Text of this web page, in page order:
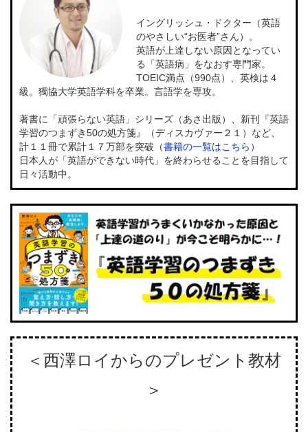
イングリッシュ・ドクター（英語
のやさしい“お医者”さん）。
英語が上達しない原因となってい
る「英語病」をなおす専門家。
TOEIC満点（990点）、英検は４
級。獨協大学英語学科を卒業。言語学を専攻。
著書に「頑張らない英語」シリーズ（あさ出版）、新刊『英語
学習のつまずき50の処方箋』（ディスカヴァー２１）など、
計１１冊で累計１７万部を突破（書籍の一覧はこちら ）
日本人が「英語ができない時代」を終わらせることを目指して
日々活動中。
＜西澤ロイからのプレゼント教材
＞